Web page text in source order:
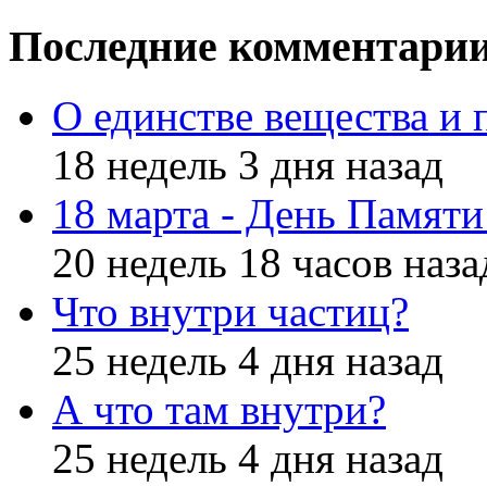
Последние
О единстве вещества и
18 недель 3 дня назад
18 марта - День
20 недель 18 часов
Что внутри частиц?
25 недель 4 дня назад
А что там внутри?
25 недель 4 дня назад